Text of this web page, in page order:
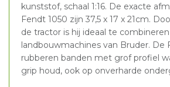
kunststof, schaal 1:16. De exacte
Fendt 1050 zijn 37,5 x 17 x 21cm.
de tractor is hij ideaal te
landbouwmachines van Bruder. De
rubberen banden met grof profiel
grip houd, ook op onverharde